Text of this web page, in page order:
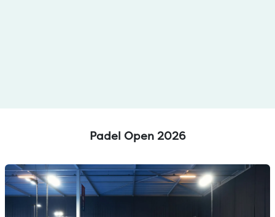
Padel Open 2026